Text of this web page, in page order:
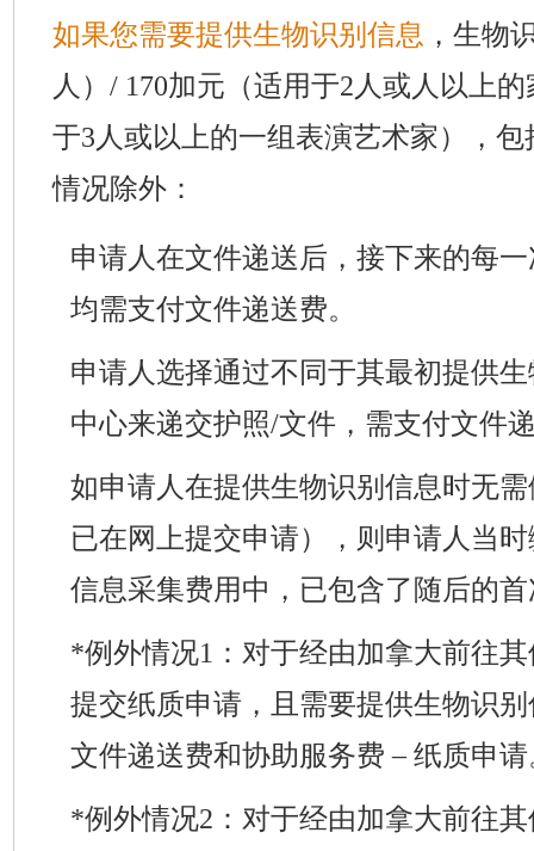
如果您需要提供生物识别信息 ，生物
人）/ 170加元（适用于2人或人以上
于3人或以上的一组表演艺术家），
情况除外：
申请人在文件递送后，接下来的每
均需支付文件递送费。
申请人选择通过不同于其最初提供
中心来递交护照/文件，需支付文件
如申请人在提供生物识别信息时无
已在网上提交申请），则申请人当
信息采集费用中，已包含了随后的
*例外情况1：对于经由加拿大前往
提交纸质申请，且需要提供生物识
文件递送费和协助服务费 – 纸质申请
*例外情况2：对于经由加拿大前往